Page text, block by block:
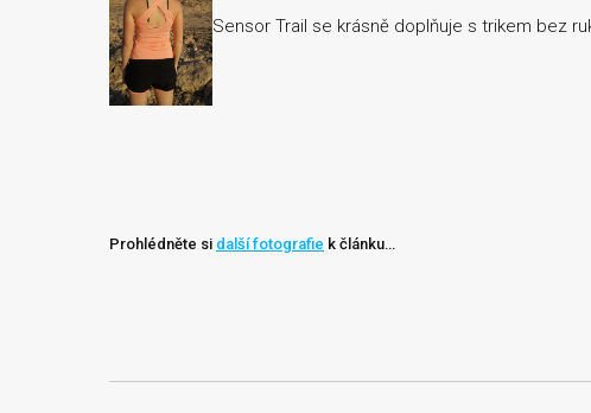
Sensor Trail se krásně doplňuje s trikem bez
Prohlédněte si další fotografie k článku…